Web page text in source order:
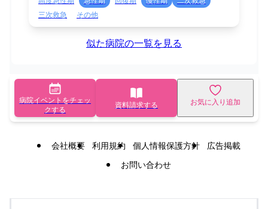
三次救急
その他
似た病院の一覧を見る
病院イベントをチェッ
クする
資料請求する お気に入り追加
会社概要 利用規約 個人情報保護方針
広告掲載
お問い合わせ